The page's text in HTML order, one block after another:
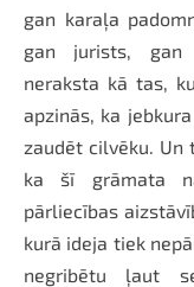
gan karaļa
gan jurists, gan
neraksta kā tas,
apzinās, ka
zaudēt cilvēku. Un
ka šī grāmata
pārliecības
kurā ideja tiek
negribētu ļaut